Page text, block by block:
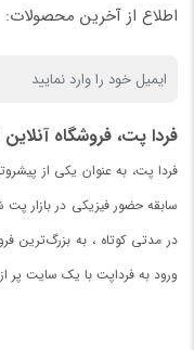
اطلاع از آخرین محصولات:
فردا پت، فروشگاه
فردا پت، به عنوان یکی از
سابقه حضور فیزیکی در بازار
در مدتی کوتاه ، به بزرگ‌ترین
ورود به فرداپت با یک سایت پر